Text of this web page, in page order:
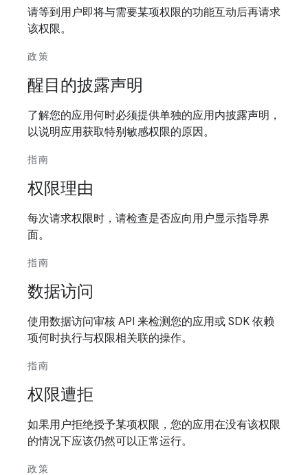
请等到用户即将与需要某项权限的功能互动后再请求
该权限。
政策
醒目的披露声明
了解您的应用何时必须提供单独的应用内披露声明，
以说明应用获取特别敏感权限的原因。
指南
权限理由
每次请求权限时，请检查是否应向用户显示指导界
面。
指南
数据访问
使用数据访问审核 API 来检测您的应用或 SDK 依赖
项何时执行与权限相关联的操作。
指南
权限遭拒
如果用户拒绝授予某项权限，您的应用在没有该权限
的情况下应该仍然可以正常运行。
政策